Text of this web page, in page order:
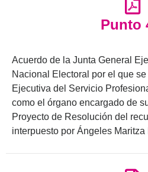
Punto
Acuerdo de la Junta General
Nacional Electoral por el que
Ejecutiva del Servicio
como el órgano encargado de
Proyecto de Resolución del
interpuesto por Ángeles